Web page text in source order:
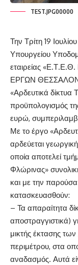
TEST.JPG00000
Την Τρίτη 19
Υπουργείου
εταιρείας
ΕΡΓΩΝ
«Αρδευτικά
προϋπολογισμός
ευρώ,
Με το έργο
αρδεύεται
οποία αποτελεί
Φλώρινας»
και με την
κατασκευασθούν:
– Τα απαραίτητα
αποστραγγιστικά)
μικτής έκτασης
περιμέτρου, στα
αναδασμός. Αυτά